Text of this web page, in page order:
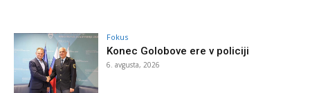
Fokus
Konec Golobove ere v policiji
6. avgusta, 2026